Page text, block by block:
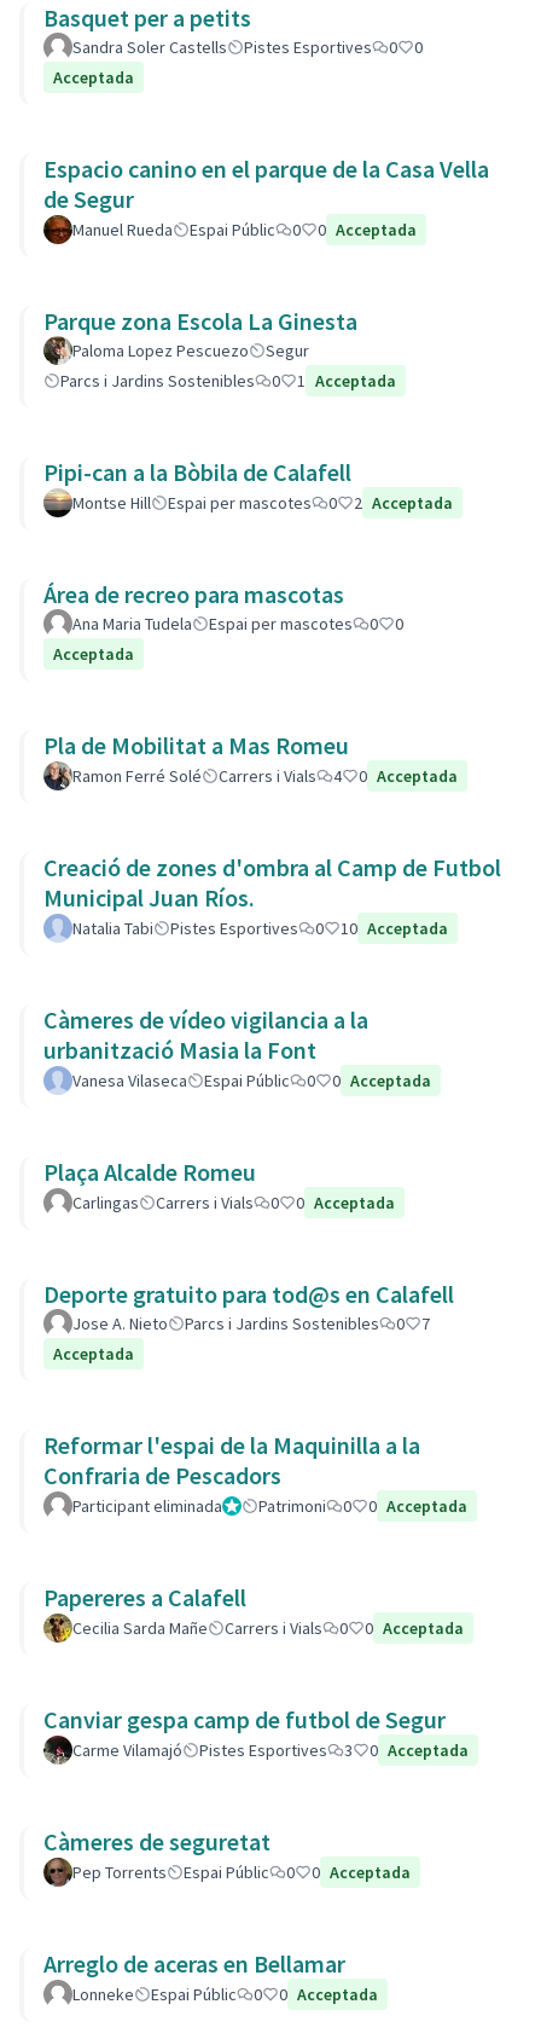
Basquet per a petits
Sandra Soler Castells Pistes Esportives 0
0
Acceptada
Espacio canino en el parque de la Casa Vella
de Segur
Manuel Rueda Espai Públic 0 0 Acceptada
Parque zona Escola La Ginesta
Paloma Lopez Pescuezo
Segur
Parcs i Jardins Sostenibles
0 1 Acceptada
Pipi-can a la Bòbila de Calafell
Montse Hill Espai per mascotes 0 2 Acceptada
Área de recreo para mascotas
Ana Maria Tudela Espai per mascotes 0
0
Acceptada
Pla de Mobilitat a Mas Romeu
Ramon Ferré Solé Carrers i Vials 4 0 Acceptada
Creació de zones d'ombra al Camp de Futbol
Municipal Juan Ríos.
Natalia Tabi Pistes Esportives 0 10 Acceptada
Càmeres de vídeo vigilancia a la
urbanització Masia la Font
Vanesa Vilaseca Espai Públic 0 0 Acceptada
Plaça Alcalde Romeu
Carlingas Carrers i Vials 0 0 Acceptada
Deporte gratuito para tod@s en Calafell
Jose A. Nieto Parcs i Jardins Sostenibles 0
7
Acceptada
Reformar l'espai de la Maquinilla a la
Confraria de Pescadors
Participant eliminadaAdministrador
Patrimoni 0 0 Acceptada
Papereres a Calafell
Cecilia Sarda Mañe Carrers i Vials 0 0 Acceptada
Canviar gespa camp de futbol de Segur
Carme Vilamajó Pistes Esportives 3 0 Acceptada
Càmeres de seguretat
Pep Torrents Espai Públic 0 0 Acceptada
Arreglo de aceras en Bellamar
Lonneke Espai Públic 0 0 Acceptada